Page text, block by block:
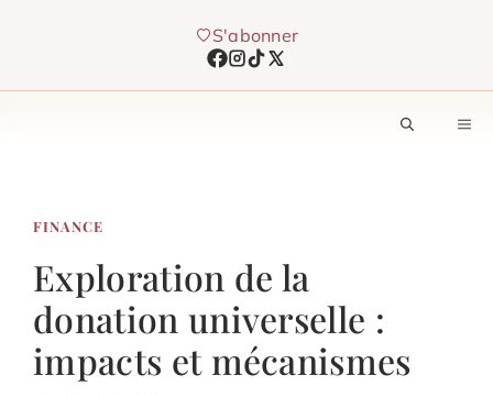
S'abonner
FINANCE
Exploration de la
donation universelle :
impacts et mécanismes